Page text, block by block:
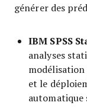
générer des
IBM SPSS
analyses
et le
automatique